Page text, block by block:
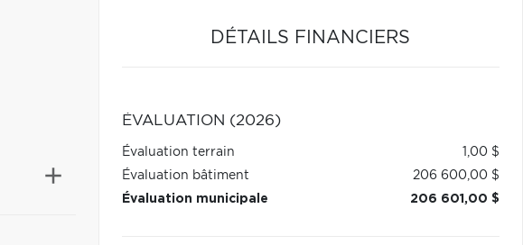
DÉTAILS FINANCIERS
ÉVALUATION (2026)
Évaluation terrain
1,00 $
Évaluation bâtiment
206 600,00 $
Évaluation municipale
206 601,00 $